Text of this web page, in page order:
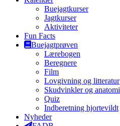
Buejagtkurser
Jagtkurser
Aktiviteter
Fun Facts
Buejagtprøven
Lærebogen
Beregnere
Film
Lovgivning og litteratur
Skudvinkler og anatomi
Quiz
Indberetning hjortevildt
Nyheder